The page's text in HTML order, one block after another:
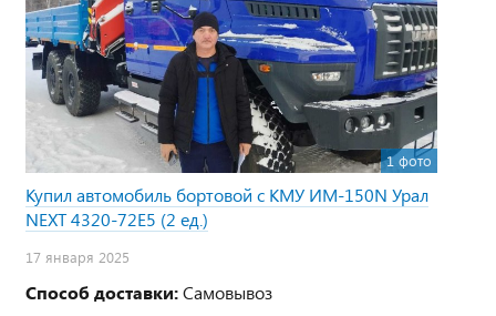
1 фото
Купил автомобиль бортовой с КМУ ИМ-150N Урал
NEXT 4320-72Е5 (2 ед.)
17 января 2025
Способ доставки:Самовывоз